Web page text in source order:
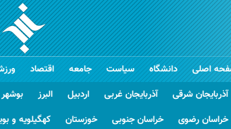
اصلی دانشگاه سیاست جامعه اقتصاد
آذربایجان شرقی
آذربایجان غربی اردبیل البرز بوشهر
خراسان رضوی
خراسان جنوبی خوزستان کهگیلویه و